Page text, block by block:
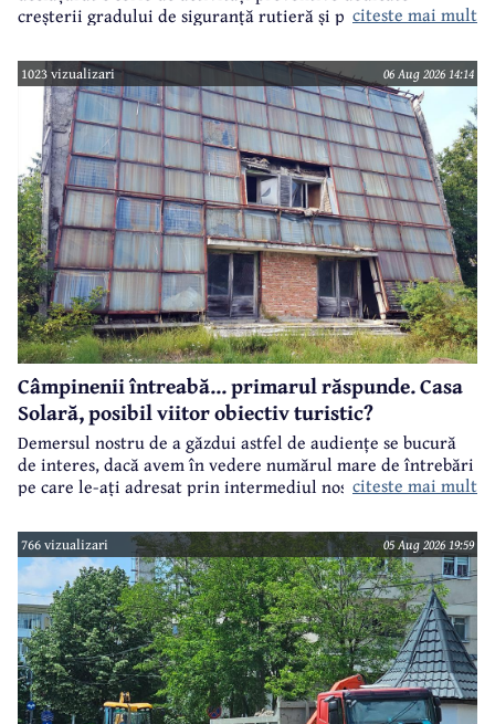
creșterii gradului de siguranță rutieră și promovării unui
estival.
citeste mai mult
1023 vizualizari 06 Aug 2026 14:14
Câmpinenii întreabă... primarul răspunde. Casa
Solară, posibil viitor obiectiv turistic?
Demersul nostru de a găzdui astfel de audiențe se bucură
de interes, dacă avem în vedere numărul mare de întrebări
pe care le-ați adresat prin intermediul nostru primarului
citeste mai mult
766 vizualizari 05 Aug 2026 19:59